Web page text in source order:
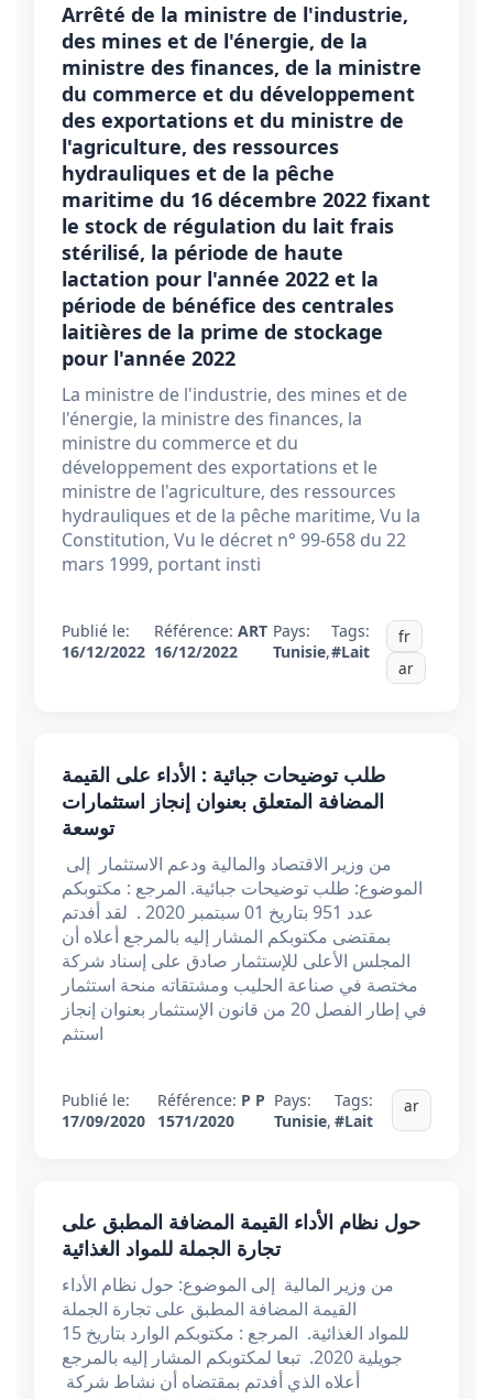
Arrêté de la ministre de l'industrie,
des mines et de l'énergie, de la
ministre des finances, de la ministre
du commerce et du développement
des exportations et du ministre de
l'agriculture, des ressources
hydrauliques et de la pêche
maritime du 16 décembre 2022 fixant
le stock de régulation du lait frais
stérilisé, la période de haute
lactation pour l'année 2022 et la
période de bénéfice des centrales
laitières de la prime de stockage
pour l'année 2022
La ministre de l'industrie, des mines et de
l'énergie, la ministre des finances, la
ministre du commerce et du
développement des exportations et le
ministre de l'agriculture, des ressources
hydrauliques et de la pêche maritime, Vu la
Constitution, Vu le décret n° 99-658 du 22
mars 1999, portant insti
Publié le:
16/12/2022
Référence: ART
16/12/2022
Pays:
Tunisie,
Tags:
#Lait
fr
ar
طلب توضيحات جبائية : الأداء على القيمة
المضافة المتعلق بعنوان إنجاز استثمارات
توسعة
من وزير الاقتصاد والمالية ودعم الاستثمار إلى
الموضوع: طلب توضيحات جبائية. المرجع : مكتوبكم
عدد 951 بتاريخ 01 سبتمبر 2020 . لقد أفدتم
بمقتضى مكتوبكم المشار إليه بالمرجع أعلاه أن
المجلس الأعلى للإستثمار صادق على إسناد شركة
مختصة في صناعة الحليب ومشتقاته منحة استثمار
في إطار الفصل 20 من قانون الإستثمار بعنوان إنجاز
استثم
Publié le:
17/09/2020
Référence: P P
1571/2020
Pays:
Tunisie,
Tags:
#Lait
ar
حول نظام الأداء القيمة المضافة المطبق على
تجارة الجملة للمواد الغذائية
من وزير المالية إلى الموضوع: حول نظام الأداء
القيمة المضافة المطبق على تجارة الجملة
للمواد الغذائية. المرجع : مكتوبكم الوارد بتاريخ 15
جويلية 2020. تبعا لمكتوبكم المشار إليه بالمرجع
أعلاه الذي أفدتم بمقتضاه أن نشاط شركة